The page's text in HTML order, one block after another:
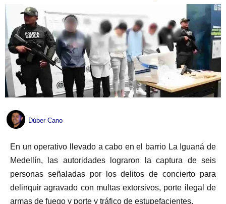
Dúber Cano
En un operativo llevado a cabo en el barrio La Iguaná de
Medellín, las autoridades lograron la captura de seis
personas señaladas por los delitos de concierto para
delinquir agravado con multas extorsivos, porte ilegal de
armas de fuego y porte y tráfico de estupefacientes.